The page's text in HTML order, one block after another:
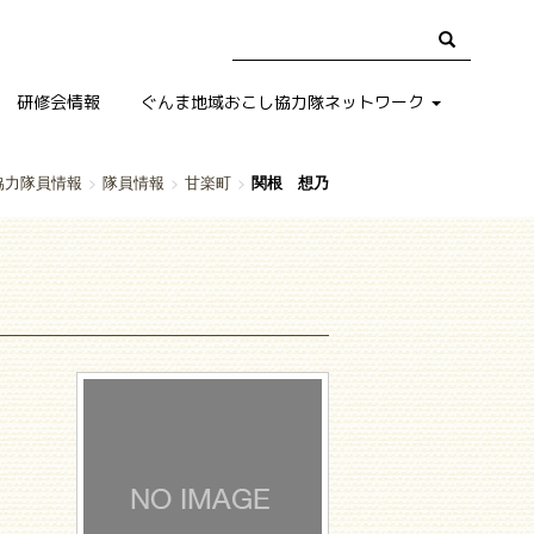
研修会情報 ぐんま地域おこし協力隊ネットワーク
力隊員情報 隊員情報 甘楽町 関根 想乃